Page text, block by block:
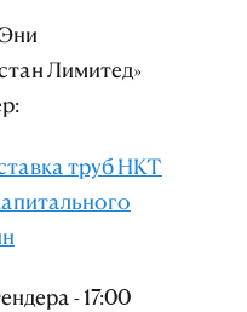
Лимитед»
труб НКТ
- 17:00